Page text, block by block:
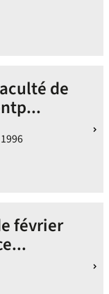
de
février